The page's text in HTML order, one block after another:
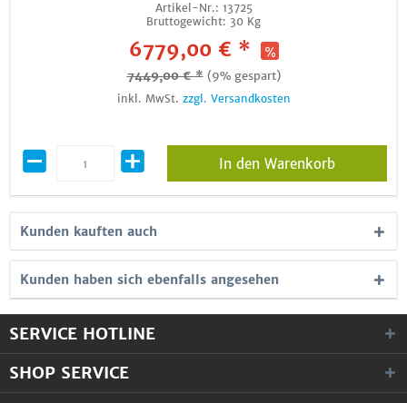
Artikel-Nr.: 13725
Bruttogewicht: 30 Kg
6779,00 € *
7449,00 € * (9% gespart)
inkl. MwSt. zzgl. Versandkosten
In den Warenkorb
Kunden kauften auch
Kunden haben sich ebenfalls angesehen
SERVICE HOTLINE
SHOP SERVICE